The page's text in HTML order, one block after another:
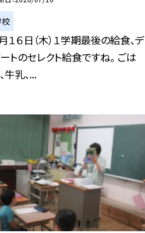
１６日（木）１学期最後の給食、デ
トのセレクト給食ですね。 ごは
牛乳、...